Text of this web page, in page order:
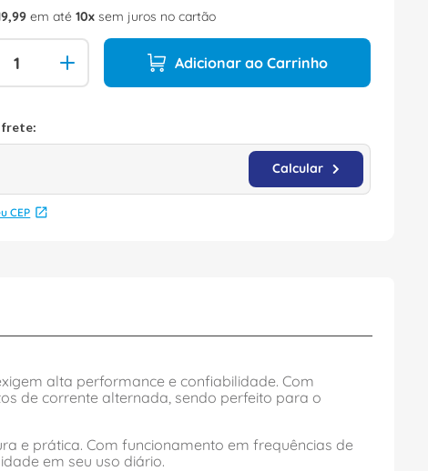
,99 em até10 sem juros no cartão
Adicionar ao Carrinho
CEP
alta performance e confiabilidade. Com
de corrente alternada, sendo perfeito para o
e prática. Com funcionamento em frequências de
em seu uso diário.